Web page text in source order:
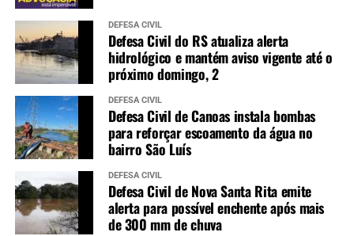
DEFESA CIVIL
Defesa Civil do RS atualiza alerta
hidrológico e mantém aviso vigente até o
próximo domingo, 2
DEFESA CIVIL
Defesa Civil de Canoas instala bombas
para reforçar escoamento da água no
bairro São Luís
DEFESA CIVIL
Defesa Civil de Nova Santa Rita emite
alerta para possível enchente após mais
de 300 mm de chuva